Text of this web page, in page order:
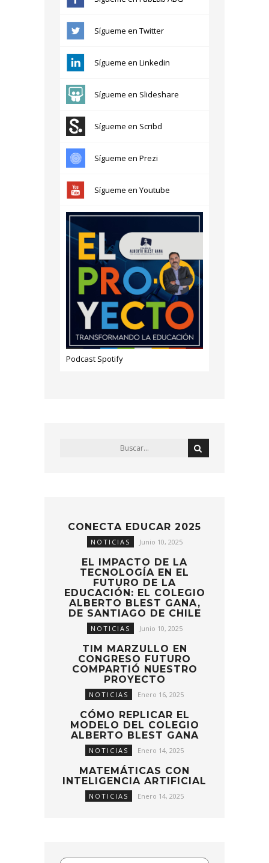
Sígueme en Twitter
Sígueme en Linkedin
Sígueme en Slideshare
Sígueme en Scribd
Sígueme en Prezi
Sígueme en Youtube
Podcast Spotify
CONECTA EDUCAR 2025
NOTICIAS Junio 10, 2025
EL IMPACTO DE LA
TECNOLOGÍA EN EL
FUTURO DE LA
EDUCACIÓN: EL COLEGIO
ALBERTO BLEST GANA,
DE SANTIAGO DE CHILE
NOTICIAS Junio 10, 2025
TIM MARZULLO EN
CONGRESO FUTURO
COMPARTIÓ NUESTRO
PROYECTO
NOTICIAS Enero 16, 2025
CÓMO REPLICAR EL
MODELO DEL COLEGIO
ALBERTO BLEST GANA
NOTICIAS Enero 14, 2025
MATEMÁTICAS CON
INTELIGENCIA ARTIFICIAL
NOTICIAS Enero 14, 2025